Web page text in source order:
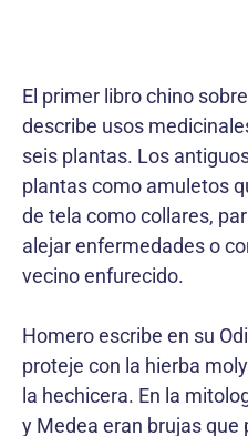
El primer libro chino
describe usos
seis plantas. Los
plantas como amuletos
de tela como collares,
alejar enfermedades o
vecino enfurecido.
Homero escribe en su
proteje con la hierba
la hechicera. En la
y Medea eran brujas que